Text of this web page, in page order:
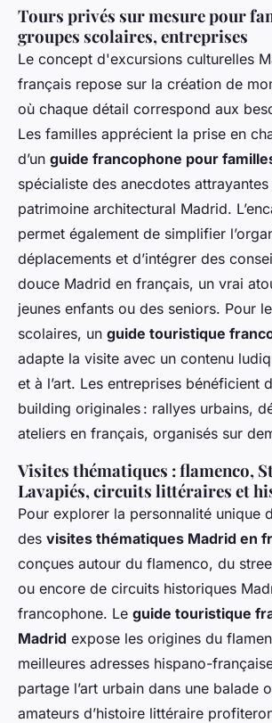
Tours privés sur mesure pour
groupes scolaires, entreprises
Le concept d'excursions culturelles
français repose sur la création de
où chaque détail correspond aux
Les familles apprécient la prise en
d’un guide francophone pour
spécialiste des anecdotes
patrimoine architectural Madrid.
permet également de simplifier
déplacements et d’intégrer des
douce Madrid en français, un vrai
jeunes enfants ou des seniors. Pour
scolaires, un guide touristique
adapte la visite avec un contenu
et à l’art. Les entreprises bénéficient
building originales : rallyes urbains,
ateliers en français, organisés sur
Visites thématiques : flamenco,
Lavapiés, circuits littéraires et
Pour explorer la personnalité unique
des visites thématiques Madrid en
conçues autour du flamenco, du
ou encore de circuits historiques
francophone. Le guide touristique
Madrid expose les origines du
meilleures adresses hispano-
partage l’art urbain dans une balade
amateurs d’histoire littéraire